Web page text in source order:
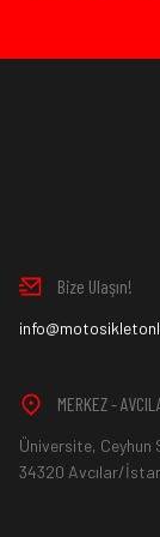
Aksi durum söz
*İade ve
Bize Ulaşın!
MERKEZ -
Üniversite, Ceyhun
34320 Avcılar/